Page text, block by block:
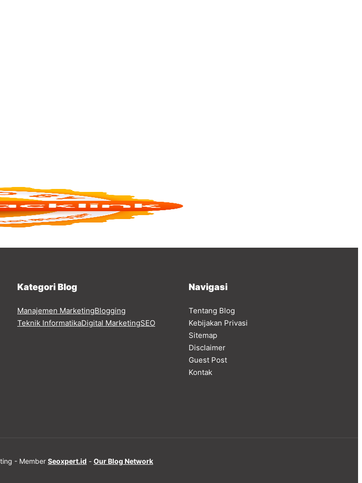
Kategori Blog
Manajemen MarketingBlogging
Teknik InformatikaDigital MarketingSEO
Navigasi
Tentang Blog
Kebijakan Privasi
Sitemap
Disclaimer
Guest Post
Kontak
- Member Seoxpert.id - Our Blog Network